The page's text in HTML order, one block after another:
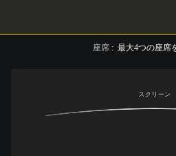
座席 : 最大4つの座席
スクリーン